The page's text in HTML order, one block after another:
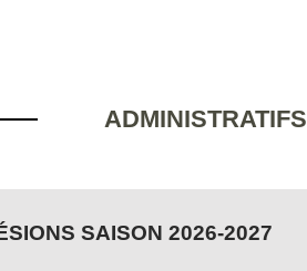
ADMINISTRATIFS
SAISON 2026-2027